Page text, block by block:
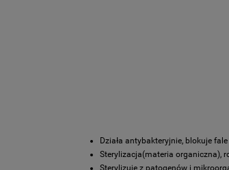
Działa antybakteryjnie, blokuje
Sterylizacja(materia organiczna),
Sterylizuje z patogenów i